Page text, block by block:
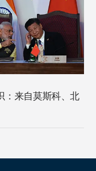
：来自莫斯科、北